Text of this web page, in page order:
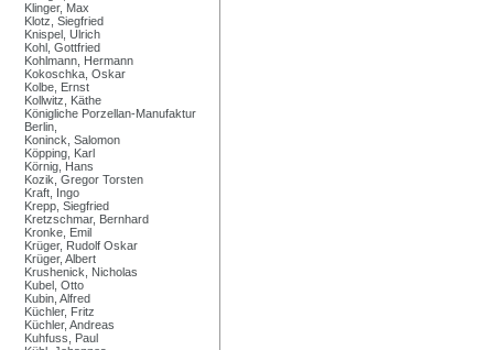
Klinger, Max
Klotz, Siegfried
Knispel, Ulrich
Kohl, Gottfried
Kohlmann, Hermann
Kokoschka, Oskar
Kolbe, Ernst
Kollwitz, Käthe
Königliche Porzellan-Manufaktur
Berlin,
Koninck, Salomon
Köpping, Karl
Körnig, Hans
Kozik, Gregor Torsten
Kraft, Ingo
Krepp, Siegfried
Kretzschmar, Bernhard
Kronke, Emil
Krüger, Rudolf Oskar
Krüger, Albert
Krushenick, Nicholas
Kubel, Otto
Kubin, Alfred
Küchler, Fritz
Küchler, Andreas
Kuhfuss, Paul